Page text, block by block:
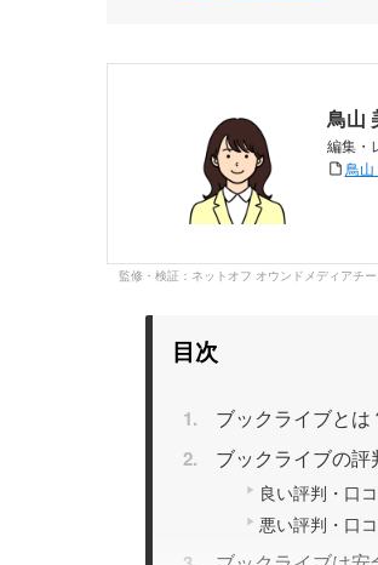
鳥山
編集・
鳥山
監修・検証：ネットオフ オウンドメディアチー
目次
ブックライブと
ブックライブの
良い評判・口
悪い評判・口